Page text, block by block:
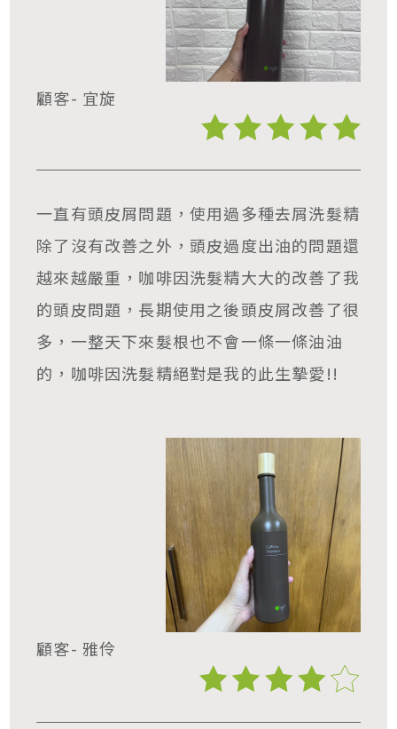
顧客- 宜旋
一直有頭皮屑問題，使用過多種去屑洗髮精
除了沒有改善之外，頭皮過度出油的問題還
越來越嚴重，咖啡因洗髮精大大的改善了我
的頭皮問題，長期使用之後頭皮屑改善了很
多，一整天下來髮根也不會一條一條油油
的，咖啡因洗髮精絕對是我的此生摯愛!!
顧客- 雅伶